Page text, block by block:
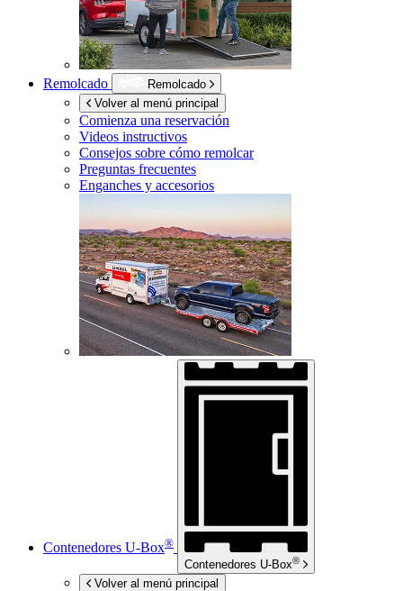
Remolcado
Remolcado
Volver al menú principal
Comienza una reservación
Videos instructivos
Consejos sobre cómo remolcar
Preguntas frecuentes
Enganches y accesorios
Contenedores U-Box®
Contenedores U-Box®
Volver al menú principal